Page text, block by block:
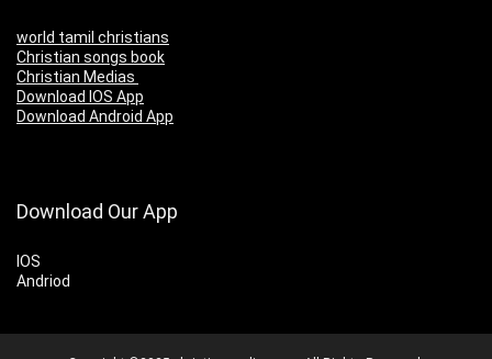
world tamil christians
Christian songs book
Christian Medias
Download IOS App
Download Android App
Download Our App
IOS
Andriod